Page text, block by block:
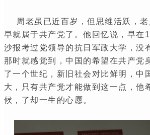
周老虽已近百岁，但思维活跃，
早就属于共产党了。他回忆说，早在
沙报考过党领导的抗日军政大学，没
那时就感觉到，中国的希望在共产党
了一个世纪，新旧社会对比鲜明，中
大，只有共产党才能做到这一点，他
候，了却一生的心愿。